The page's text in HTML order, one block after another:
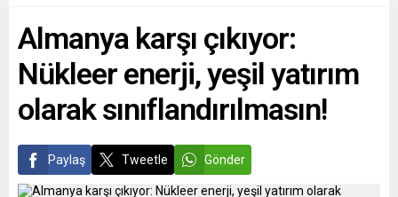
Almanya karşı çıkıyor:
Nükleer enerji, yeşil yatırım
olarak sınıflandırılmasın!
Paylaş Tweetle Gönder